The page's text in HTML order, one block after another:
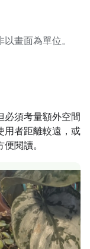
畫面為單位。
必須考量額外空間
用者距離較遠，或
閱讀。